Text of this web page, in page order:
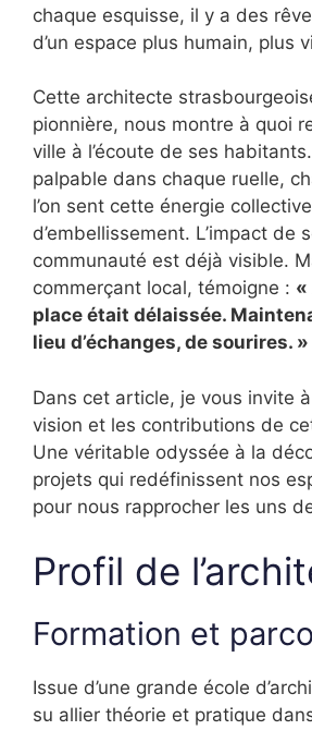
chaque esquisse, il y a des
d’un espace plus humain, plus
Cette architecte
pionnière, nous montre à quoi
ville à l’écoute de ses
palpable dans chaque ruelle,
l’on sent cette énergie
d’embellissement. L’impact de
communauté est déjà visible.
commerçant local, témoigne : «
place était délaissée.
lieu d’échanges, de sourires. »
Dans cet article, je vous invite
vision et les contributions de
Une véritable odyssée à la
projets qui redéfinissent nos
pour nous rapprocher les uns
Profil de
Formation et
Issue d’une grande école
su allier théorie et pratique